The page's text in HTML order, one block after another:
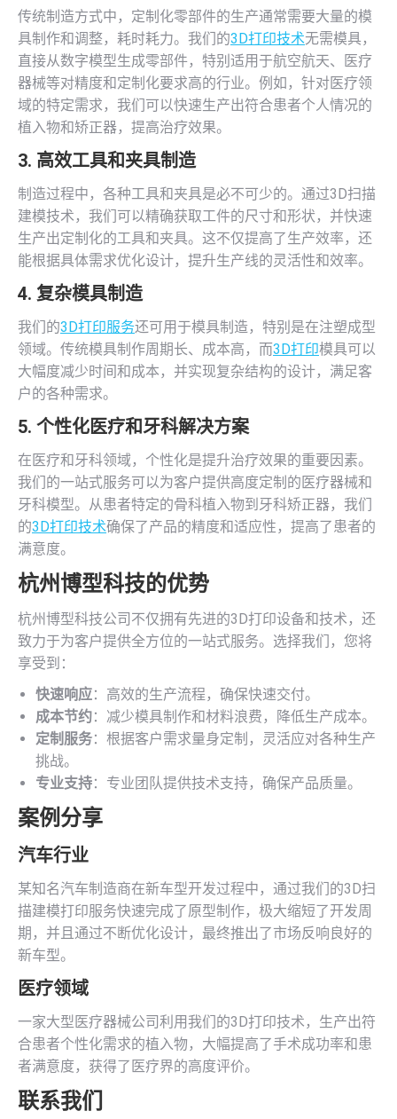
传统制造方式中，定制化零部件的生产通常需要大量的模
具制作和调整，耗时耗力。我们的3D打印技术无需模具，
直接从数字模型生成零部件，特别适用于航空航天、医疗
器械等对精度和定制化要求高的行业。例如，针对医疗领
域的特定需求，我们可以快速生产出符合患者个人情况的
植入物和矫正器，提高治疗效果。
3. 高效工具和夹具制造
制造过程中，各种工具和夹具是必不可少的。通过3D扫描
建模技术，我们可以精确获取工件的尺寸和形状，并快速
生产出定制化的工具和夹具。这不仅提高了生产效率，还
能根据具体需求优化设计，提升生产线的灵活性和效率。
4. 复杂模具制造
我们的3D打印服务还可用于模具制造，特别是在注塑成型
领域。传统模具制作周期长、成本高，而3D打印模具可以
大幅度减少时间和成本，并实现复杂结构的设计，满足客
户的各种需求。
5. 个性化医疗和牙科解决方案
在医疗和牙科领域，个性化是提升治疗效果的重要因素。
我们的一站式服务可以为客户提供高度定制的医疗器械和
牙科模型。从患者特定的骨科植入物到牙科矫正器，我们
的3D打印技术确保了产品的精度和适应性，提高了患者的
满意度。
杭州博型科技的优势
杭州博型科技公司不仅拥有先进的3D打印设备和技术，还
致力于为客户提供全方位的一站式服务。选择我们，您将
享受到：
快速响应：高效的生产流程，确保快速交付。
成本节约：减少模具制作和材料浪费，降低生产成本。
定制服务：根据客户需求量身定制，灵活应对各种生产
挑战。
专业支持：专业团队提供技术支持，确保产品质量。
案例分享
汽车行业
某知名汽车制造商在新车型开发过程中，通过我们的3D扫
描建模打印服务快速完成了原型制作，极大缩短了开发周
期，并且通过不断优化设计，最终推出了市场反响良好的
新车型。
医疗领域
一家大型医疗器械公司利用我们的3D打印技术，生产出符
合患者个性化需求的植入物，大幅提高了手术成功率和患
者满意度，获得了医疗界的高度评价。
联系我们